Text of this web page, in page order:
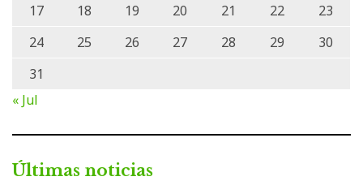
17
18 19 20 21 22
23
24
25 26 27 28 29
30
31
« Jul
Últimas noticias